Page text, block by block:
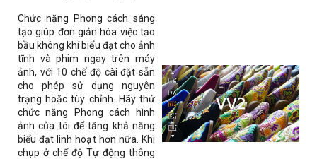
Chức năng Phong cách sáng
tạo giúp đơn giản hóa việc tạo
bầu không khí biểu đạt cho ảnh
tĩnh và phim ngay trên máy
ảnh, với 10 chế độ cài đặt sẵn
cho phép sử dụng nguyên
trạng hoặc tùy chỉnh. Hãy thử
chức năng Phong cách hình
ảnh của tôi để tăng khả năng
biểu đạt linh hoạt hơn nữa. Khi
chụp ở chế độ Tự động thông